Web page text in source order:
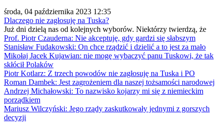
środa, 04 października 2023 12:35
Dlaczego nie zagłosuję na Tuska?
Już dni dzielą nas od kolejnych wyborów. Niektórzy twierdzą, że
Prof. Piotr Czauderna: Nie akceptuję, gdy gardzi się słabszym
Stanisław Fudakowski: On chce rządzić i dzielić a to jest za mało
Mikołaj Jacek Kujawian: nie mogę wybaczyć panu Tuskowi, że tak
skłócił Polaków
Piotr Kotlarz: Z trzech powodów nie zagłosuję na Tuska i PO
Roman Dambek: Jest zagrożeniem dla naszej tożsamości narodowej
Andrzej Michałowski: To nazwisko kojarzy mi się z niemieckim
porządkiem
Mariusz Wilczyński: Jego rządy zaskutkowały jednymi z gorszych
decyzji